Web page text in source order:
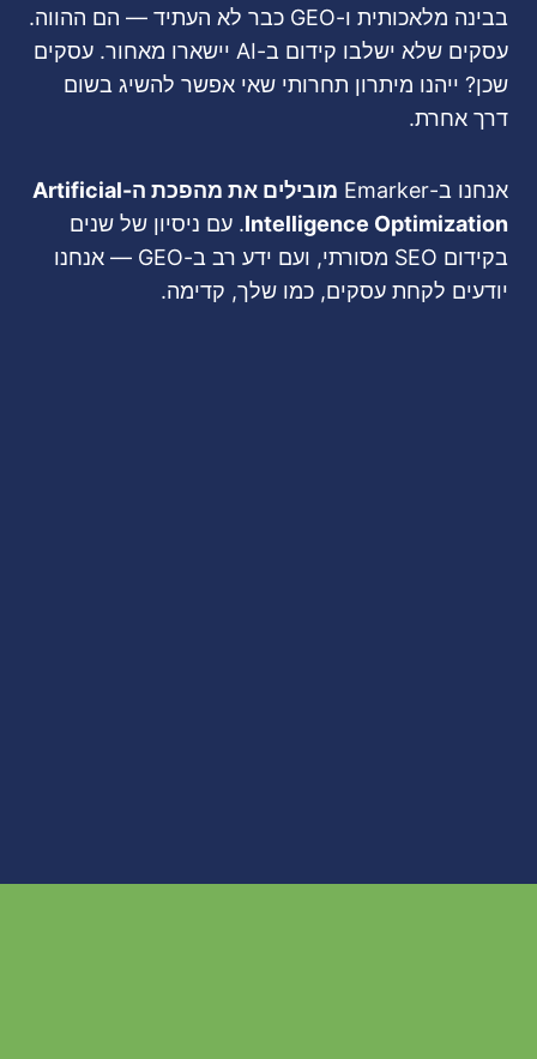
בבינה מלאכותית ו-GEO כבר לא העתיד — הם ההווה.
עסקים שלא ישלבו קידום ב-AI יישארו מאחור. עסקים
שכן? ייהנו מיתרון תחרותי שאי אפשר להשיג בשום
דרך אחרת.
אנחנו ב-Emarker
מובילים את מהפכת ה-Artificial
Intelligence Optimization. עם ניסיון של שנים
בקידום SEO מסורתי, ועם ידע רב ב-GEO — אנחנו
יודעים לקחת עסקים, כמו שלך, קדימה.